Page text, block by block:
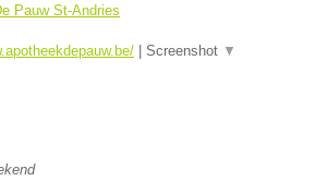
Pauw St-Andries
| Screenshot ▼